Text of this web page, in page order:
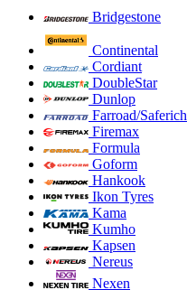
Bridgestone
Continental
Cordiant
DoubleStar
Dunlop
Farroad/Saferich
Firemax
Formula
Goform
Hankook
Ikon Tyres
Kama
Kumho
Kapsen
Nereus
Nexen